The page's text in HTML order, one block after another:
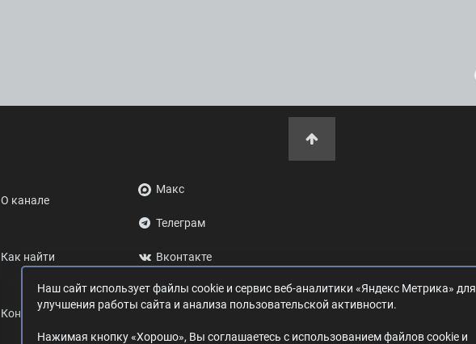
О канале
Как найти
Контакты
Макс
Телеграм
Вконтакте
ОК
Наш сайт использует файлы cookie и сервис веб-аналитики «Яндекс Метрика» для
улучшения работы сайта и анализа пользовательской активности.
Нажимая кнопку «Хорошо», Вы соглашаетесь с использованием файлов cookie и